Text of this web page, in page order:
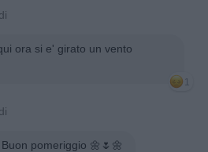
ora si e' girato un vento
1
Buon pomeriggio 🌼🌷🌼